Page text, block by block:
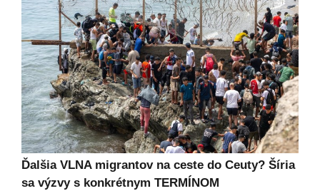
Ďalšia VLNA migrantov na ceste do Ceuty? Šíria
sa výzvy s konkrétnym TERMÍNOM